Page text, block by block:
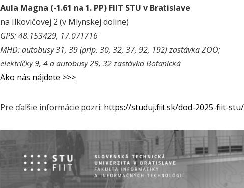
Aula Magna (-1.61 na 1. PP) FIIT STU v Bratislave
na Ilkovičovej 2 (v Mlynskej doline)
GPS: 48.153429, 17.071716
MHD: autobusy 31, 39 (príp. 30, 32, 37, 92, 192) zastávka ZOO;
električky 9, 4 a autobusy 29, 32 zastávka Botanická
Ako nás nájdete >>>
Pre ďalšie informácie pozri: https://studuj.fiit.sk/dod-2025-fiit-stu/